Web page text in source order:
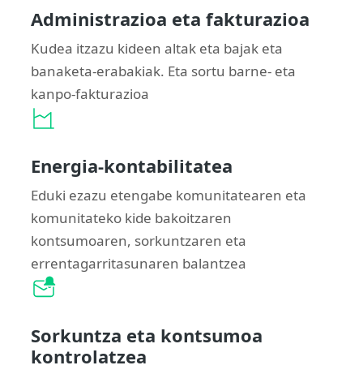
Administrazioa eta fakturazioa
Kudea itzazu kideen altak eta bajak eta
banaketa-erabakiak. Eta sortu barne- eta
kanpo-fakturazioa
Energia-kontabilitatea
Eduki ezazu etengabe komunitatearen eta
komunitateko kide bakoitzaren
kontsumoaren, sorkuntzaren eta
errentagarritasunaren balantzea
Sorkuntza eta kontsumoa
kontrolatzea